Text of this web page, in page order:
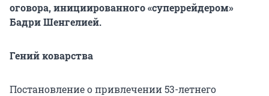
оговора, инициированного «суперрейдером»
Бадри Шенгелией.
Гений коварства
Постановление о привлечении 53-летнего